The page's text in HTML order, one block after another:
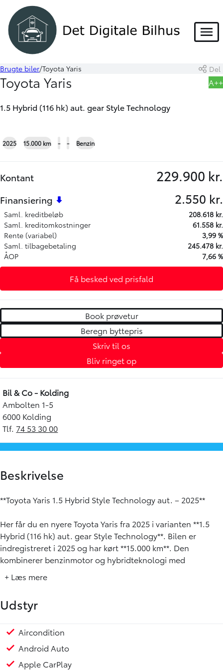
Menu
Book prøvetur
Beregn byttepris
Skriv til os
Brugte biler Toyota Yaris Del
Toyota Yaris
1.5 Hybrid (116 hk) aut. gear Style Technology
A++
2025 15.000 km - - Benzin
Kontant 229.900 kr.
Finansiering 2.550 kr.
Saml. kreditbeløb
208.618 kr.
Saml. kreditomkostninger
61.558 kr.
Rente (variabel)
3,99 %
Saml. tilbagebetaling
245.478 kr.
ÅOP
7,66 %
Få besked ved prisfald
Book prøvetur
Beregn byttepris
Skriv til os
Bliv ringet op
Bil & Co - Kolding
Ambolten 1-5
6000 Kolding
Tlf. 74 53 30 00
Beskrivelse
**Toyota Yaris 1.5 Hybrid Style Technology aut. – 2025**
Her får du en nyere Toyota Yaris fra 2025 i varianten **1.5
Hybrid (116 hk) aut. gear Style Technology**. Bilen er
indregistreret i 2025 og har kørt **15.000 km**. Den
kombinerer benzinmotor og hybridteknologi med
køreoplevelse i både byen og på landevejen.
Yaris er kendt for sin praktiske størrelse, og med **4 døre**
passagerer eller bagage med. Udstyrsniveauet Style
Technology giver bilen et moderne præg med en god
blanding af komfort, sikkerhed og praktiske funktioner.
+ Læs mere
Udstyr
Aircondition
Android Auto
Apple CarPlay
Multifunktionsrat
Nøglefri døre
Nøglefri start
Nøglefri betjening
Parkeringssensor for/bag
Regnsensor
Sædevarme for
Udvendig temperaturmåler
USB stik
varme i rat
LED forlygter
LED baglygter
Metallak
Mørktonede ruder bag
Tågelygter
Armlæn
Højdejusterbart førersæde
Justerbart rat
Splitbagsæde
Stofindtræk
6 Airbags
ABS
Airbag
Automatisk nødbremsesystem
Dæktrykssensor
ESP
Isofix
MED Toyota Safety Sense
Skiltegenkendelse
Vejbaneassistent